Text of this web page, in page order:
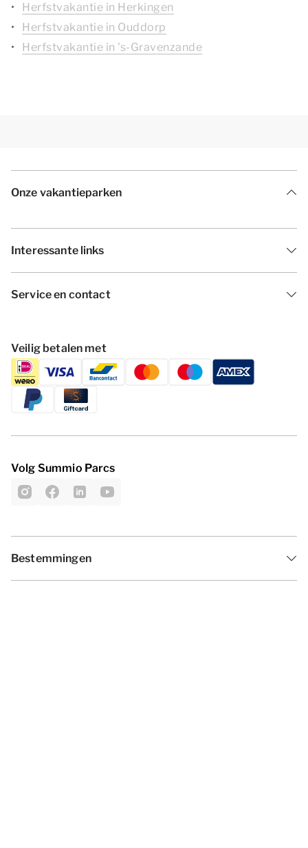
Herfstvakantie in Herkingen
Herfstvakantie in Ouddorp
Herfstvakantie in 's-Gravenzande
Onze vakantieparken
Interessante links
Service en contact
Veilig betalen met
Volg Summio Parcs
Bestemmingen